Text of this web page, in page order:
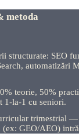
metoda
structurate: SEO
automatizări
teorie, 50%
1-la-1 cu seniori.
trimestrial —
(ex: GEO/AEO)